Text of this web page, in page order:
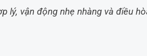
lý, vận động nhẹ nhàng và điều